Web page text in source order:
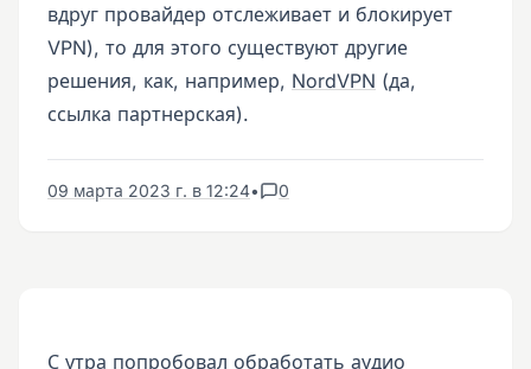
вдруг провайдер отслеживает и блокирует
VPN), то для этого существуют другие
решения, как, например, NordVPN (да,
ссылка партнерская).
09 марта 2023 г. в 12:24• 0
С утра попробовал обработать аудио